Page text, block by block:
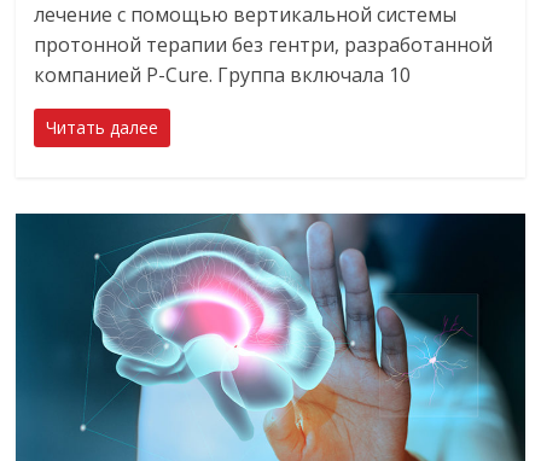
лечение с помощью вертикальной системы
протонной терапии без гентри, разработанной
компанией P-Cure. Группа включала 10
Читать далее